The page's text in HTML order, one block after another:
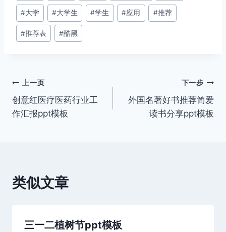
签：
#大学 #大学生 #学生 #应用 #推荐
#推荐表 #酷黑
文
章
上一页
创意红医疗医药行业工
作汇报ppt模板
下一步
外国名著好书推荐简爱
读书分享ppt模板
类似文章
三一二植树节ppt模板